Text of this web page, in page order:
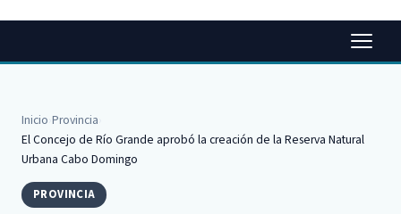
Inicio Provincia
El Concejo de Río Grande aprobó la creación de la Reserva Natural
Urbana Cabo Domingo
PROVINCIA